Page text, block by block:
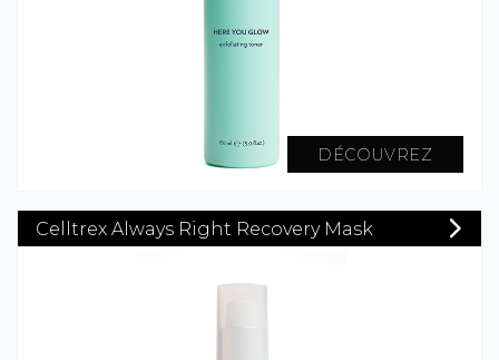
DÉCOUVREZ
Celltrex Always Right Recovery Mask